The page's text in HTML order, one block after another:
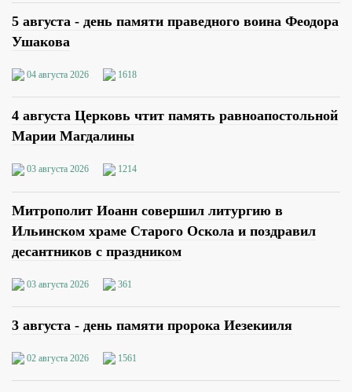
5 августа - день памяти праведного воина Феодора
Ушакова
04 августа 2026 1618
4 августа Церковь чтит память равноапостольной
Марии Магдалины
03 августа 2026 1214
Митрополит Иоанн совершил литургию в
Ильинском храме Старого Оскола и поздравил
десантников с праздником
03 августа 2026 361
3 августа - день памяти пророка Иезекииля
02 августа 2026 1561